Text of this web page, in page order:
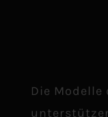
Die Modelle